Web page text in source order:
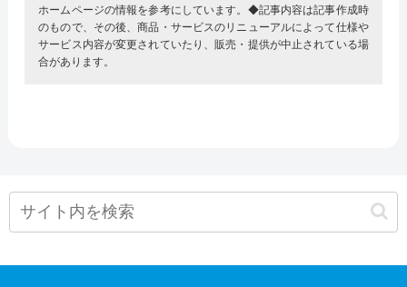
ホームページの情報を参考にしています。◆記事内容は記事作成時
のもので、その後、商品・サービスのリニューアルによって仕様や
サービス内容が変更されていたり、販売・提供が中止されている場
合があります。